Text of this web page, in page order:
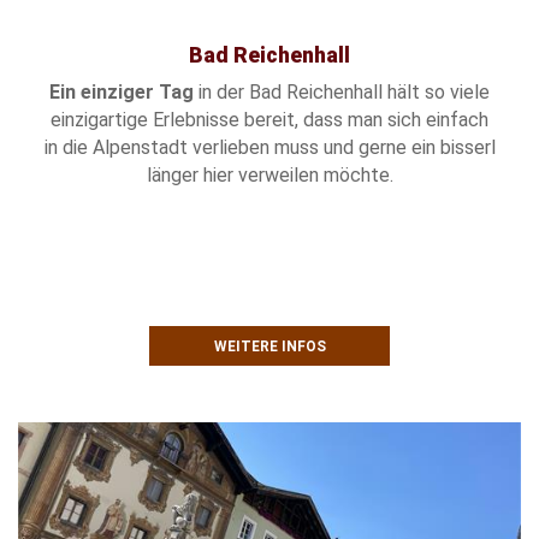
Bad Reichenhall
Ein einziger Tag in der Bad Reichenhall hält so viele
einzigartige Erlebnisse bereit, dass man sich einfach
in die Alpenstadt verlieben muss und gerne ein bisserl
länger hier verweilen möchte.
WEITERE INFOS